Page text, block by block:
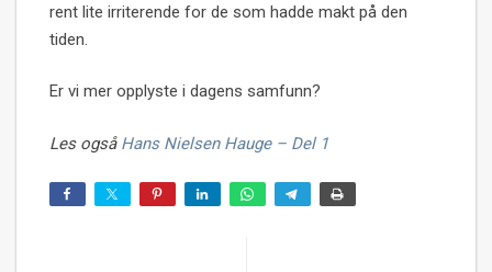
rent lite irriterende for de som hadde makt på den
tiden.
Er vi mer opplyste i dagens samfunn?
Les også Hans Nielsen Hauge – Del 1